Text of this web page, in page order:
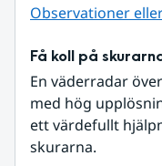
Observationer
Få koll på
En väderradar
med hög
ett värdefullt
skurarna.